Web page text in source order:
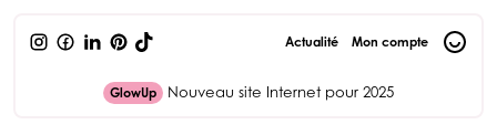
GlowUp Nouveau site Internet pour 2025
Actualité Mon compte